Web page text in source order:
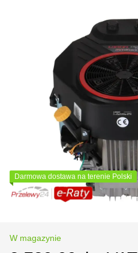
Darmowa dostawa na terenie Polski
W magazynie